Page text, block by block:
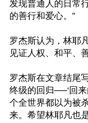
发现普通人的日常
的善行和爱心。”
罗杰斯认为，林耶
见证人权、和平、
罗杰斯在文章结尾
终级的回归──‘回
个全世界都以为被
来。希望林耶凡也